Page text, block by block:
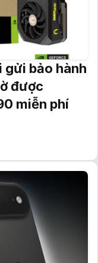
gửi bảo hành
được
miễn phí